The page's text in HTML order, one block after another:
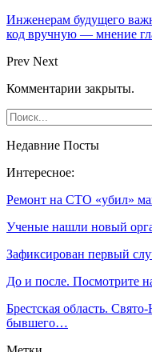
Инженерам будущего
код вручную — мнение
Prev Next
Комментарии закрыты.
Недавние Посты
Интересное:
Ремонт на СТО «убил»
Ученые нашли новый
Зафиксирован первый
До и после. Посмотрите
Брестская область.
бывшего…